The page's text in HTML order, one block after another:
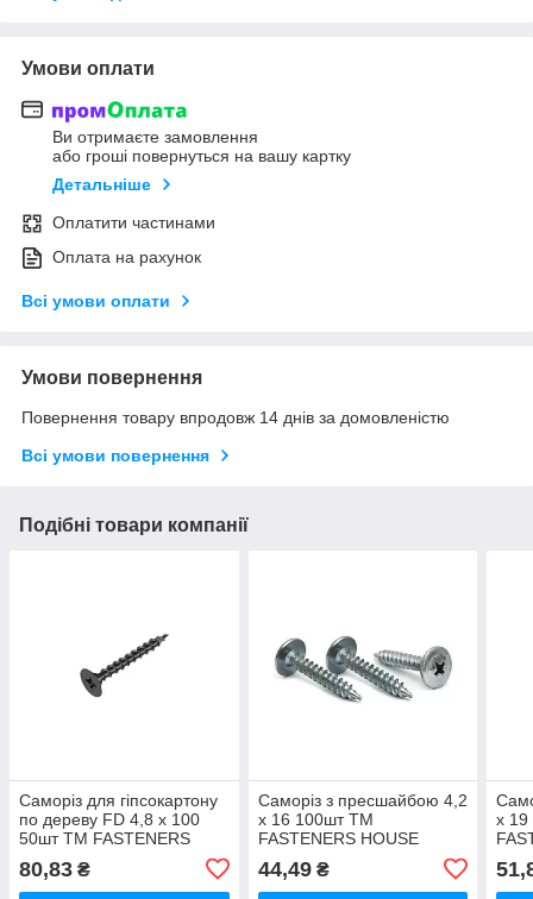
Умови оплати
Ви отримаєте замовлення
або гроші повернуться на вашу картку
Детальніше
Оплатити частинами
Оплата на рахунок
Всі умови оплати
Умови повернення
Повернення товару впродовж 14 днів за домовленістю
Всі умови повернення
Подібні товари компанії
Саморіз для гіпсокартону
по дереву FD 4,8 х 100
50шт ТМ FASTENERS
80,83 ₴
Саморiз з пресшайбою 4,2
х 16 100шт ТМ
FASTENERS HOUSE
44,49₴
х